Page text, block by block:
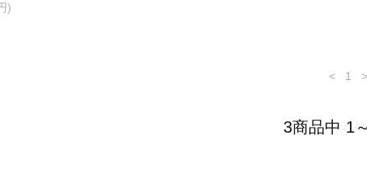
)
< 1 >
3商品中 1